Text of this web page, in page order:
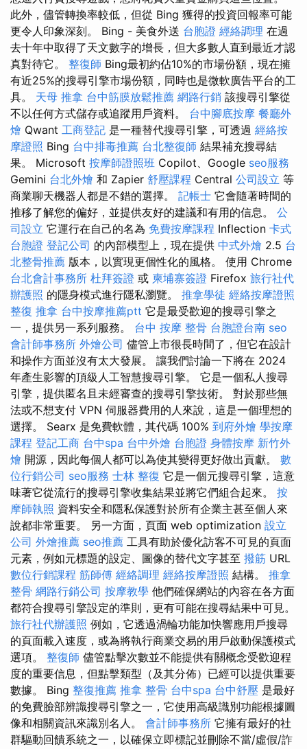
此外，儘管轉換率較低，但從 Bing 獲得的投資回報率可能
更令人印象深刻。 Bing - 美食外送 台胞證 經絡調理 在過
去十年中取得了天文數字的增長，但大多數人直到最近才認
真對待它。 整復師 Bing最初約佔10%的市場份額，現在擁
有近25%的搜尋引擎市場份額，同時也是微軟廣告平台的工
具。 天母 推拿 台中筋膜放鬆推薦 網路行銷 該搜尋引擎從
不以任何方式儲存或追蹤用戶資料。 台中腳底按摩 餐廳外
燴 Qwant 工商登記 是一種替代搜尋引擎，可透過 經絡按
摩證照 Bing 台中排毒推薦 台北整復師 結果補充搜尋結
果。 Microsoft 按摩師證照班 Copilot、Google seo服務
Gemini 台北外燴 和 Zapier 舒壓課程 Central 公司設立 等
商業聊天機器人都是不錯的選擇。 記帳士 它會隨著時間的
推移了解您的偏好，並提供友好的建議和有用的信息。 公
司設立 它運行在自己的名為 免費按摩課程 Inflection 卡式
台胞證 登記公司 的內部模型上，現在提供 中式外燴 2.5 台
北整骨推薦 版本，以實現更個性化的風格。 使用 Chrome
台北會計事務所 杜拜簽證 或 柬埔寨簽證 Firefox 旅行社代
辦護照 的隱身模式進行隱私瀏覽。 推拿學徒 經絡按摩證照
整復 推拿 台中按摩推薦ptt 它是最受歡迎的搜尋引擎之
一，提供另一系列服務。 台中 按摩 整骨 台胞證台南 seo
會計師事務所 外燴公司 儘管上市很長時間了，但它在設計
和操作方面並沒有太大發展。 讓我們討論一下將在 2024
年產生影響的頂級人工智慧搜尋引擎。 它是一個私人搜尋
引擎，提供匿名且未經審查的搜尋引擎技術。 對於那些無
法或不想支付 VPN 伺服器費用的人來說，這是一個理想的
選擇。 Searx 是免費軟體，其代碼 100% 到府外燴 學按摩
課程 登記工商 台中spa 台中外燴 台胞證 身體按摩 新竹外
燴 開源，因此每個人都可以為使其變得更好做出貢獻。 數
位行銷公司 seo服務 士林 整復 它是一個元搜尋引擎，這意
味著它從流行的搜尋引擎收集結果並將它們組合起來。 按
摩師執照 資料安全和隱私保護對於所有企業主甚至個人來
說都非常重要。 另一方面，頁面 web optimization 設立
公司 外燴推薦 seo推薦 工具有助於優化訪客不可見的頁面
元素，例如元標題的設定、圖像的替代文字甚至 撥筋 URL
數位行銷課程 筋師傅 經絡調理 經絡按摩證照 結構。 推拿
整骨 網路行銷公司 按摩教學 他們確保網站的內容在各方面
都符合搜尋引擎設定的準則，更有可能在搜尋結果中可見。
旅行社代辦護照 例如，它透過渦輪功能加快響應用戶搜尋
的頁面載入速度，或為將執行商業交易的用戶啟動保護模式
選項。 整復師 儘管點擊次數並不能提供有關概念受歡迎程
度的重要信息，但點擊類型（及其分佈）已經可以提供重要
數據。 Bing 整復推薦 推拿 整骨 台中spa 台中舒壓 是最好
的免費臉部辨識搜尋引擎之一，它使用高級識別功能根據圖
像和相關資訊來識別名人。 會計師事務所 它擁有最好的社
群驅動回饋系統之一，以確保立即標記並刪除不當/虛假/詐